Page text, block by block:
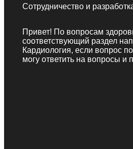
Сотрудничество и
Привет! По вопросам
соответствующий раздел
Кардиология, если вопрос
могу ответить на вопросы и